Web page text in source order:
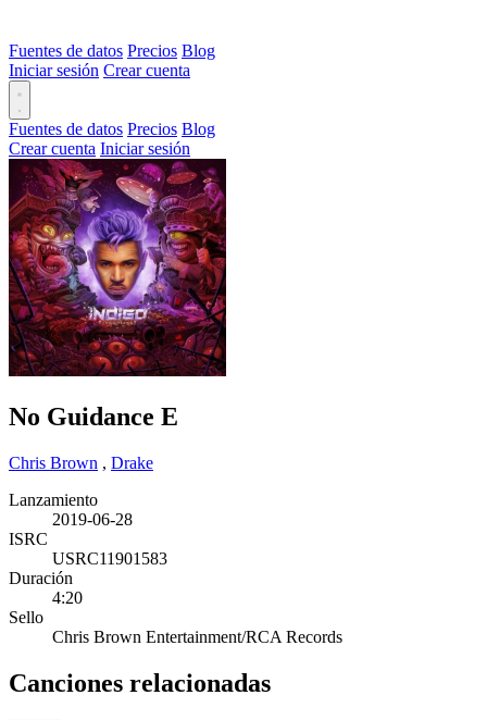
Fuentes de datos Precios Blog
Iniciar sesión Crear cuenta
Fuentes de datos Precios Blog
Crear cuenta Iniciar sesión
No Guidance E
Chris Brown , Drake
Lanzamiento
2019-06-28
ISRC
USRC11901583
Duración
4:20
Sello
Chris Brown Entertainment/RCA Records
Canciones relacionadas